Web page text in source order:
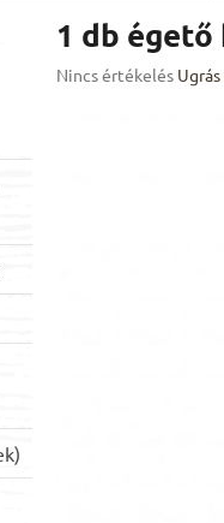
1 db
A
Nincs értékelés